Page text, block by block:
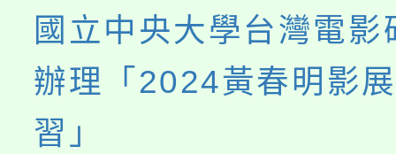
系所師生報名參加。
國立中央大學台灣電影
辦理「2024黃春明影
習」